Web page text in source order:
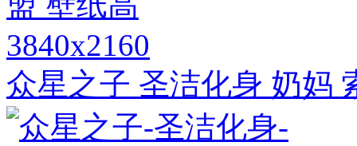
3840x2160
众星之子 圣洁化身 奶妈